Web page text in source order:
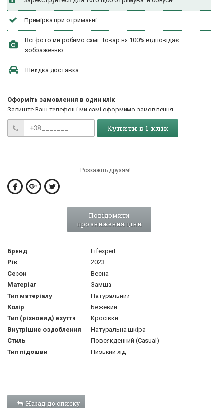
Примірка при отриманні.
Всі фото ми робимо самі. Товар на 100% відповідає
зображенню.
Швидка доставка
Оформіть замовлення в один клік
Залиште Ваш телефон і ми самі оформимо замовлення
Купити в 1 клік
Розкажіть друзям!
Повідомити
про зниження ціни
Бренд
Lifexpert
Рік
2023
Сезон
Весна
Матеріал
Замша
Тип матеріалу
Натуральний
Колір
Бежевий
Тип (різновид) взуття
Кросівки
Внутрішнє оздоблення
Натуральна шкіра
Стиль
Повсякденний (Casual)
Тип підошви
Низький хід
-
Назад до списку